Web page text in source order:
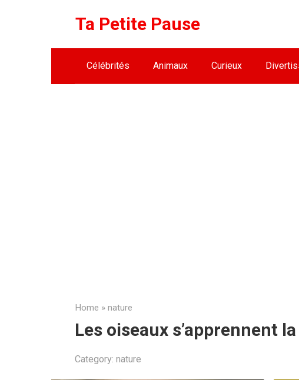
Ta Petite Pause
Célébrités Animaux Curieux
Home » nature
Les oiseaux s’apprennent
Category: nature